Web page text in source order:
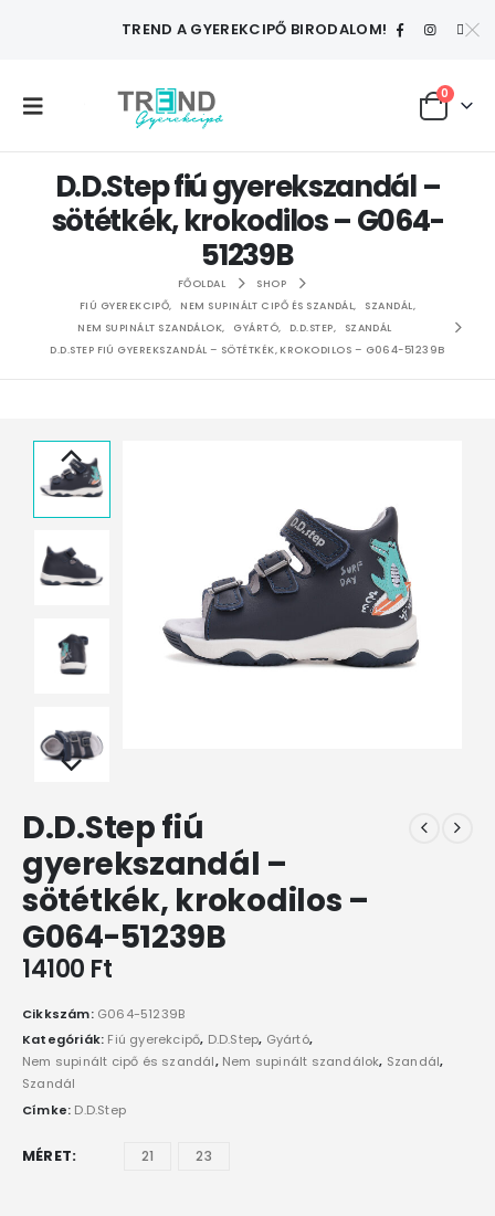
TREND A GYEREKCIPŐ BIRODALOM!
0
D.D.Step fiú gyerekszandál –
sötétkék, krokodilos – G064-
51239B
FŐOLDAL
SHOP
FIÚ GYEREKCIPŐ, NEM SUPINÁLT CIPŐ ÉS SZANDÁL, SZANDÁL,
NEM SUPINÁLT SZANDÁLOK, GYÁRTÓ, D.D.STEP,
SZANDÁL
D.D.STEP FIÚ GYEREKSZANDÁL – SÖTÉTKÉK, KROKODILOS – G064-51239B
D.D.Step fiú
gyerekszandál –
sötétkék, krokodilos –
G064-51239B
14100 Ft
Cikkszám: G064-51239B
Kategóriák: Fiú gyerekcipő, D.D.Step, Gyártó,
Nem supinált cipő és szandál, Nem supinált szandálok, Szandál,
Szandál
Címke: D.D.Step
MÉRET 21 23